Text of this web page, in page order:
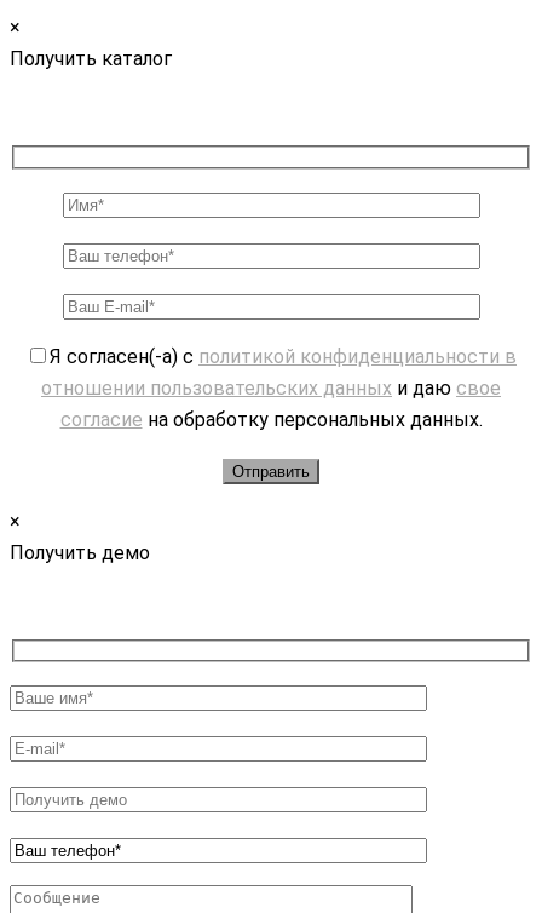
×
Получить каталог
Я согласен(-а) с политикой конфиденциальности в
отношении пользовательских данных и даю свое
согласие на обработку персональных данных.
×
Получить демо